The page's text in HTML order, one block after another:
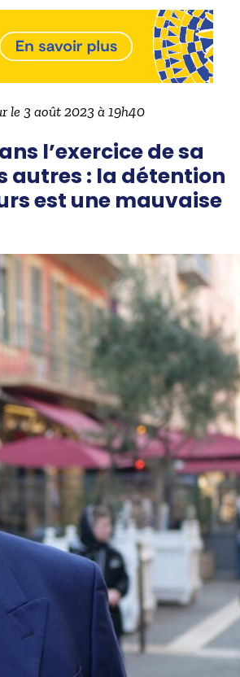
le 3 août 2023 à 19h40
l’exercice de sa
autres : la détention
est une mauvaise